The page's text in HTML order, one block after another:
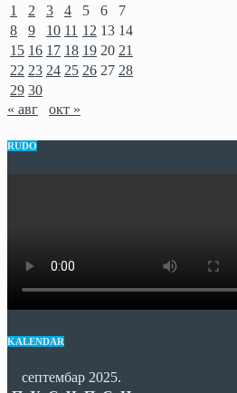
1
2 3 4 5 6
7
8
9 10 11 12 13 14
15 16 17 18 19 20 21
22 23 24 25 26 27 28
29 30
« авг
окт »
RUDO
KALENDAR
септембар 2025.